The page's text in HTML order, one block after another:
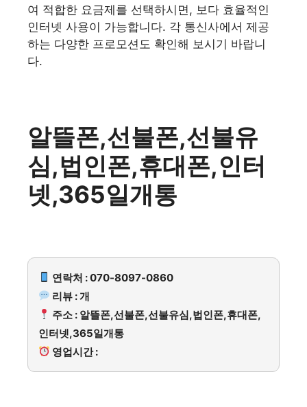
여 적합한 요금제를 선택하시면, 보다 효율적인
인터넷 사용이 가능합니다. 각 통신사에서 제공
하는 다양한 프로모션도 확인해 보시기 바랍니
다.
알뜰폰,선불폰,선불유
심,법인폰,휴대폰,인터
넷,365일개통
연락처 : 070-8097-0860
리뷰 : 개
주소 : 알뜰폰,선불폰,선불유심,법인폰,휴대폰,
인터넷,365일개통
영업시간 :